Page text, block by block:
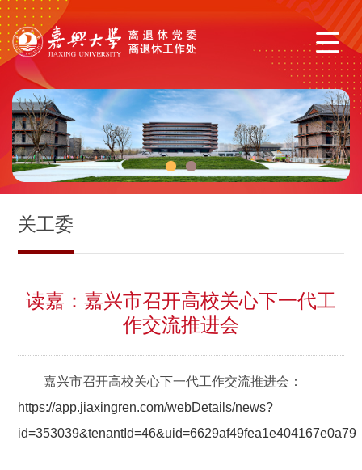
关工委
读嘉：嘉兴市召开高校关心下一代工
作交流推进会
嘉兴市召开高校关心下一代工作交流推进会：
https://app.jiaxingren.com/webDetails/news?
id=353039&tenantId=46&uid=6629af49fea1e404167e0a79